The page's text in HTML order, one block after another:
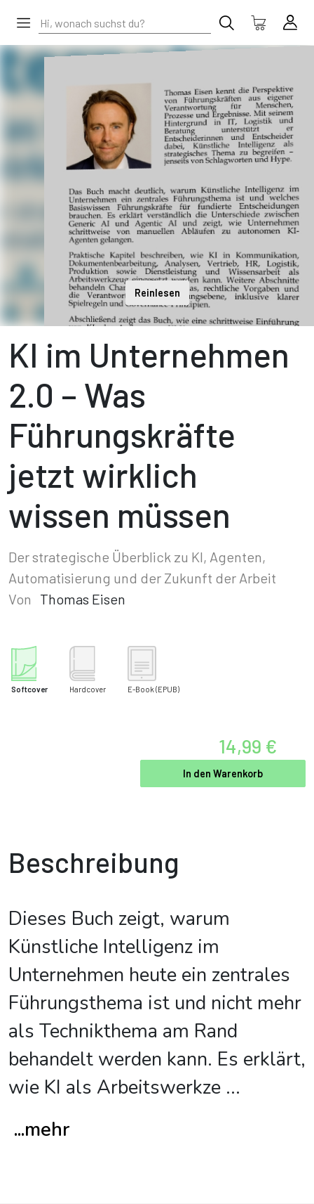
Reinlesen
KI im Unternehmen
2.0 – Was
Führungskräfte
jetzt wirklich
wissen müssen
Der strategische Überblick zu KI, Agenten,
Automatisierung und der Zukunft der Arbeit
Von
Thomas Eisen
Softcover Hardcover E-Book (EPUB)
14,99 €
In den Warenkorb
Beschreibung
Dieses Buch zeigt, warum
Künstliche Intelligenz im
Unternehmen heute ein zentrales
Führungsthema ist und nicht mehr
als Technikthema am Rand
behandelt werden kann. Es erklärt,
wie KI als Arbeitswerkze ...
...mehr